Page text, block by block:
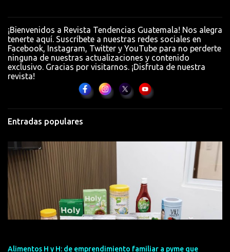
r
i
o
s
¡Bienvenidos a Revista Tendencias Guatemala! Nos alegra
tenerte aquí. Suscríbete a nuestras redes sociales en
Facebook, Instagram, Twitter y YouTube para no perderte
ninguna de nuestras actualizaciones y contenido
exclusivo. Gracias por visitarnos. ¡Disfruta de nuestra
revista!
Entradas populares
Alimentos H y H: de emprendimiento familiar a pyme que